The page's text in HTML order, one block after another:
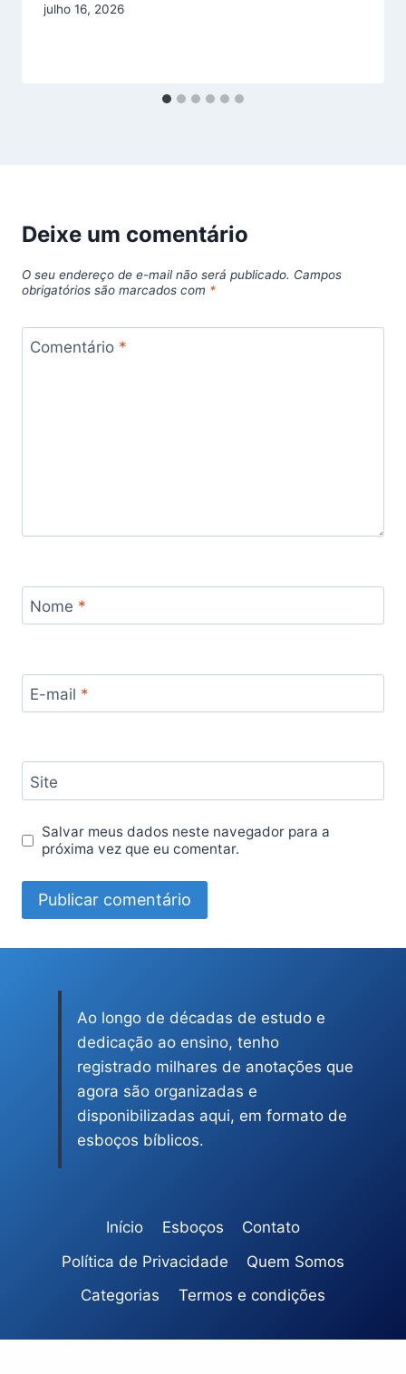
julho 16, 2026
Deixe um comentário
O seu endereço de e-mail não será publicado. Campos
obrigatórios são marcados com *
Comentário *
Nome *
E-mail *
Site
Salvar meus dados neste navegador para a
próxima vez que eu comentar.
Ao longo de décadas de estudo e
dedicação ao ensino, tenho
registrado milhares de anotações que
agora são organizadas e
disponibilizadas aqui, em formato de
esboços bíblicos.
Início Esboços
Contato
Política de Privacidade
Quem Somos
Categorias
Termos e condições